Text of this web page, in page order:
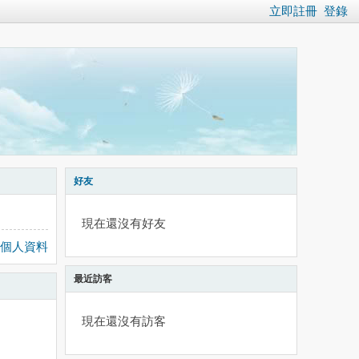
立即註冊 登錄
人資料
好友
現在還沒有好友
最近訪客
現在還沒有訪客